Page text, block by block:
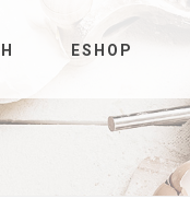
ESHOP